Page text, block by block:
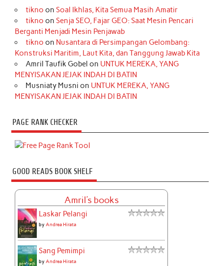
tikno on Soal Ikhlas, Kita Semua Masih Amatir
tikno on Senja SEO, Fajar GEO: Saat Mesin Pencari
Berganti Menjadi Mesin Penjawab
tikno on Nusantara di Persimpangan Gelombang:
Konstruksi Maritim, Laut Kita, dan Tanggung Jawab Kita
Amril Taufik Gobel on UNTUK MEREKA, YANG
MENYISAKAN JEJAK INDAH DI BATIN
Musniaty Musni on UNTUK MEREKA, YANG
MENYISAKAN JEJAK INDAH DI BATIN
PAGE RANK CHECKER
GOOD READS BOOK SHELF
Amril's books
Laskar Pelangi
byAndrea Hirata
Sang Pemimpi
byAndrea Hirata